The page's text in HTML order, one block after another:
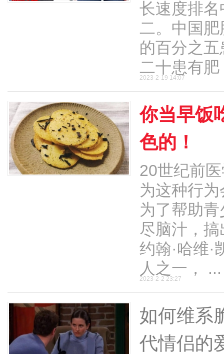
长速度排
二。中国
的百分之
二十患有肥
2023-2-19 14:07
你当早饭
色的！
20世纪前
为这种行
为了帮助
尽脑汁，
约翰·哈维
人之一， ...
2023-2-2 23:27
如何维系
代情侣的